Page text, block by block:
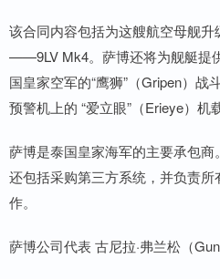
该合同内容包括为这艘航空母舰
——9LV Mk4。萨博还将为舰艇提
国皇家空军的“鹰狮”（Gripen）战
预警机上的 “爱立眼”（Erieye）机
萨博是泰国皇家海军的主要承包
还包括采购第三方系统，并负责
作。
萨博公司代表 古尼拉·弗兰松（